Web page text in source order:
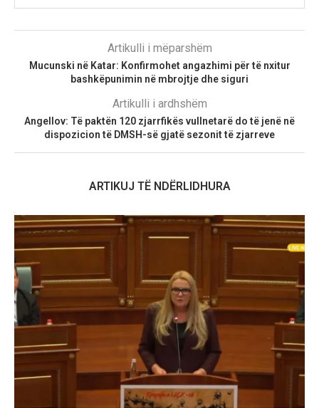
Artikulli i mëparshëm
Mucunski në Katar: Konfirmohet angazhimi për të nxitur
bashkëpunimin në mbrojtje dhe siguri
Artikulli i ardhshëm
Angellov: Të paktën 120 zjarrfikës vullnetarë do të jenë në
dispozicion të DMSH-së gjatë sezonit të zjarreve
ARTIKUJ TË NDËRLIDHURA